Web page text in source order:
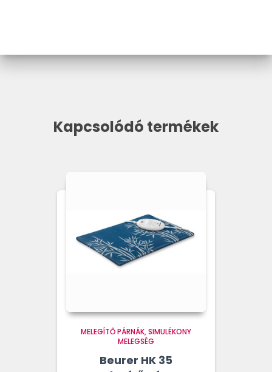
Kapcsolódó termékek
MELEGÍTŐ PÁRNÁK SIMULÉKONY
MELEGSÉG
Beurer HK 35